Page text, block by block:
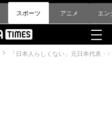
スポーツ アニメ エン
「日本人らしくない」元日本代表